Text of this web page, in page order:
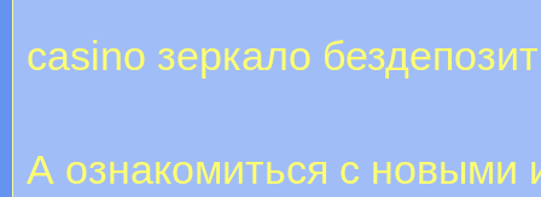
casino зеркало
А ознакомиться с новыми